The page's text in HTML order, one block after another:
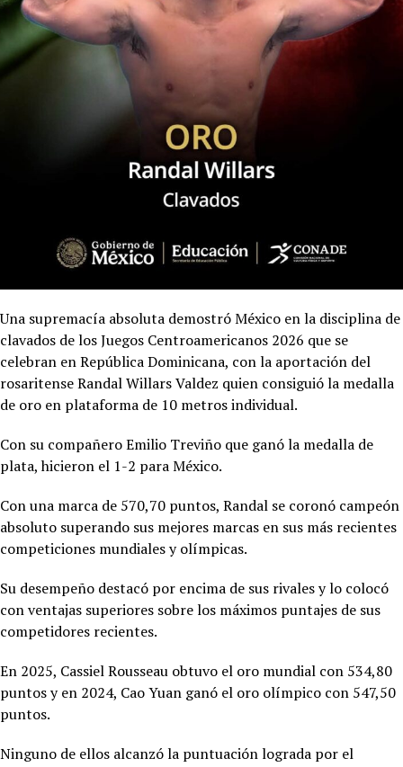
Una supremacía absoluta demostró México en la disciplina de
clavados de los Juegos Centroamericanos 2026 que se
celebran en República Dominicana, con la aportación del
rosaritense Randal Willars Valdez quien consiguió la medalla
de oro en plataforma de 10 metros individual.
Con su compañero Emilio Treviño que ganó la medalla de
plata, hicieron el 1-2 para México.
Con una marca de 570,70 puntos, Randal se coronó campeón
absoluto superando sus mejores marcas en sus más recientes
competiciones mundiales y olímpicas.
Su desempeño destacó por encima de sus rivales y lo colocó
con ventajas superiores sobre los máximos puntajes de sus
competidores recientes.
En 2025, Cassiel Rousseau obtuvo el oro mundial con 534,80
puntos y en 2024, Cao Yuan ganó el oro olímpico con 547,50
puntos.
Ninguno de ellos alcanzó la puntuación lograda por el